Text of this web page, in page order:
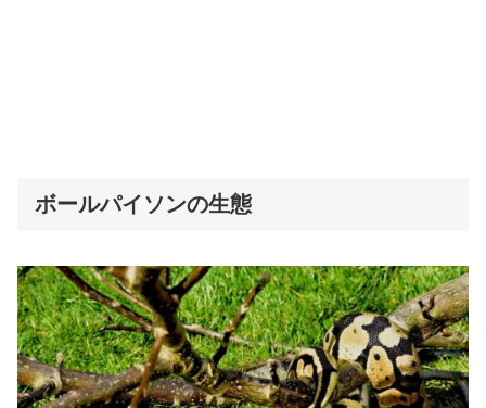
ボールパイソンの生態